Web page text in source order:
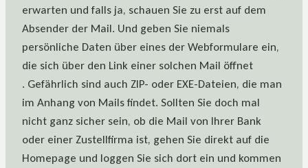
erwarten und falls ja, schauen Sie zu erst auf dem
Absender der Mail. Und geben Sie niemals
persönliche Daten über eines der Webformulare ein,
die sich über den Link einer solchen Mail öffnet
. Gefährlich sind auch ZIP- oder EXE-Dateien, die man
im Anhang von Mails findet. Sollten Sie doch mal
nicht ganz sicher sein, ob die Mail von Ihrer Bank
oder einer Zustellfirma ist, gehen Sie direkt auf die
Homepage und loggen Sie sich dort ein und kommen